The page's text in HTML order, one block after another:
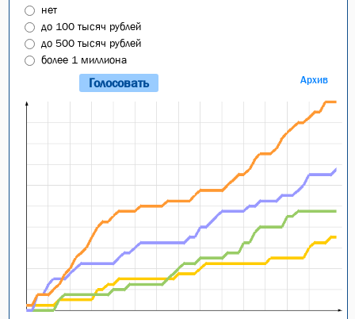
нет
до 100 тысяч рублей
до 500 тысяч рублей
более 1 миллиона
Архив